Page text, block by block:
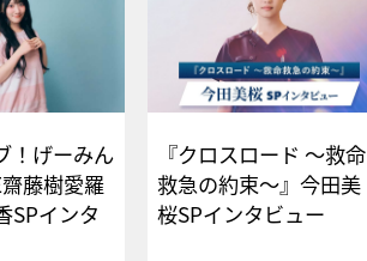
！げーみん
藤樹愛羅
SPインタ
『クロスロード ～救命
救急の約束～』今田美
桜SPインタビュー